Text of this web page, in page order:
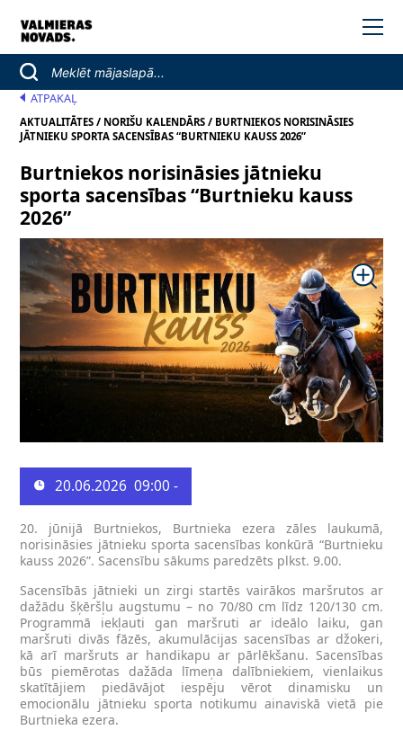
ATPAKAĻ
AKTUALITĀTES / NORIŠU KALENDĀRS / BURTNIEKOS NORISINĀSIES
JĀTNIEKU SPORTA SACENSĪBAS “BURTNIEKU KAUSS 2026”
Burtniekos norisināsies jātnieku
sporta sacensības “Burtnieku kauss
2026”
20.06.2026 09:00 -
20. jūnijā Burtniekos, Burtnieka ezera zāles laukumā,
norisināsies jātnieku sporta sacensības konkūrā “Burtnieku
kauss 2026”. Sacensību sākums paredzēts plkst. 9.00.
Sacensībās jātnieki un zirgi startēs vairākos maršrutos ar
dažādu šķēršļu augstumu – no 70/80 cm līdz 120/130 cm.
Programmā iekļauti gan maršruti ar ideālo laiku, gan
maršruti divās fāzēs, akumulācijas sacensības ar džokeri,
kā arī maršruts ar handikapu ar pārlēkšanu. Sacensības
būs piemērotas dažāda līmeņa dalībniekiem, vienlaikus
skatītājiem piedāvājot iespēju vērot dinamisku un
emocionālu jātnieku sporta notikumu ainaviskā vietā pie
Burtnieka ezera.